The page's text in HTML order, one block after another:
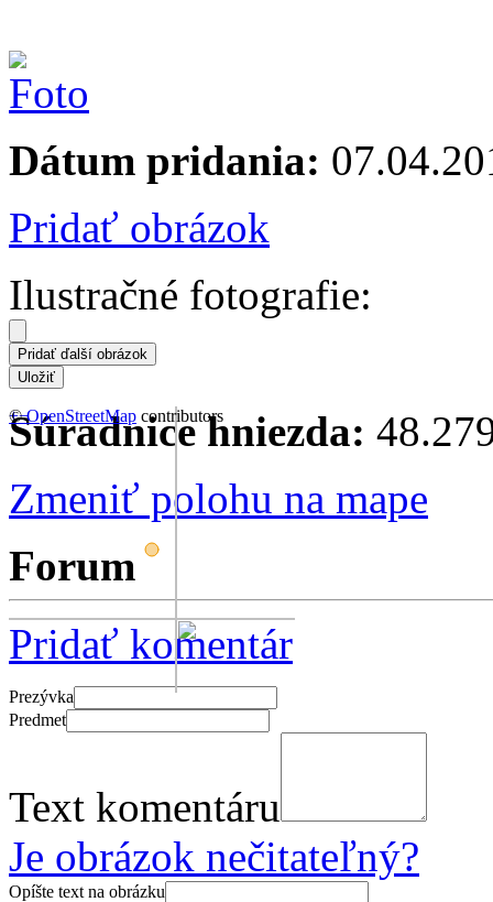
Dátum pridania:
Pridať obrázok
Ilustračné fotografie:
+−
©OpenStreetMap contributors
Súradnice hniezda:
Zmeniť polohu na mape
Forum
Pridať komentár
Prezývka
Predmet
Text komentáru
Je obrázok nečitateľný?
Opíšte text na obrázku